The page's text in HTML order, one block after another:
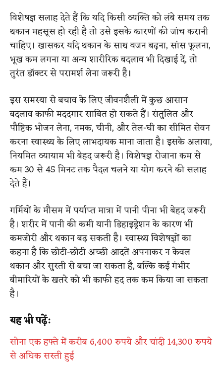
विशेषज्ञ सलाह देते हैं कि यदि किसी व्यक्ति को लंबे समय तक
थकान महसूस हो रही है तो उसे इसके कारणों की जांच करानी
चाहिए। खासकर यदि थकान के साथ वजन बढ़ना, सांस फूलना,
भूख कम लगना या अन्य शारीरिक बदलाव भी दिखाई दें, तो
तुरंत डॉक्टर से परामर्श लेना जरूरी है।
इस समस्या से बचाव के लिए जीवनशैली में कुछ आसान
बदलाव काफी मददगार साबित हो सकते हैं। संतुलित और
पौष्टिक भोजन लेना, नमक, चीनी, और तेल-घी का सीमित सेवन
करना स्वास्थ्य के लिए लाभदायक माना जाता है। इसके अलावा,
नियमित व्यायाम भी बेहद जरूरी है। विशेषज्ञ रोजाना कम से
कम 30 से 45 मिनट तक पैदल चलने या योग करने की सलाह
देते हैं।
गर्मियों के मौसम में पर्याप्त मात्रा में पानी पीना भी बेहद जरूरी
है। शरीर में पानी की कमी यानी डिहाइड्रेशन के कारण भी
कमजोरी और थकान बढ़ सकती है। स्वास्थ्य विशेषज्ञों का
कहना है कि छोटी-छोटी अच्छी आदतें अपनाकर न केवल
थकान और सुस्ती से बचा जा सकता है, बल्कि कई गंभीर
बीमारियों के खतरे को भी काफी हद तक कम किया जा सकता
है।
यह भी पढ़ें:
सोना एक हफ्ते में करीब 6,400 रुपये और चांदी 14,300 रुपये
से अधिक सस्ती हुई